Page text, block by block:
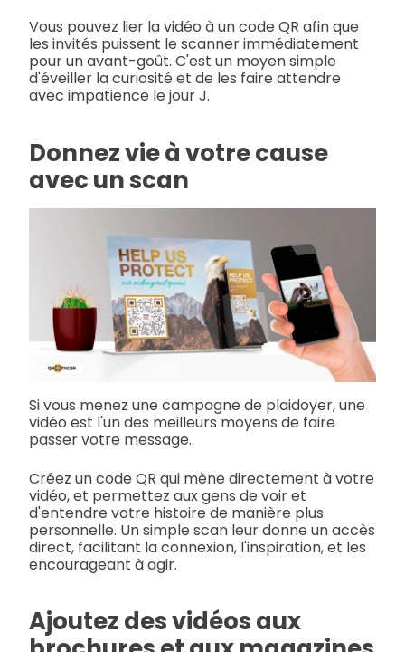
Vous pouvez lier la vidéo à un code QR afin que
les invités puissent le scanner immédiatement
pour un avant-goût. C'est un moyen simple
d'éveiller la curiosité et de les faire attendre
avec impatience le jour J.
Donnez vie à votre cause
avec un scan
Si vous menez une campagne de plaidoyer, une
vidéo est l'un des meilleurs moyens de faire
passer votre message.
Créez un code QR qui mène directement à votre
vidéo, et permettez aux gens de voir et
d'entendre votre histoire de manière plus
personnelle. Un simple scan leur donne un accès
direct, facilitant la connexion, l'inspiration, et les
encourageant à agir.
Ajoutez des vidéos aux